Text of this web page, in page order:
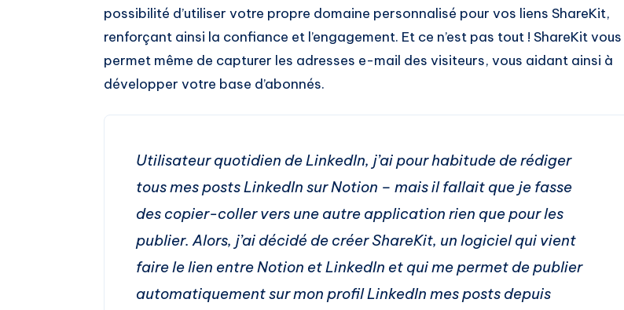
possibilité d’utiliser votre propre domaine personnalisé pour vos liens ShareKit,
renforçant ainsi la confiance et l’engagement. Et ce n’est pas tout ! ShareKit vous
permet même de capturer les adresses e-mail des visiteurs, vous aidant ainsi à
développer votre base d’abonnés.
Utilisateur quotidien de LinkedIn, j’ai pour habitude de rédiger
tous mes posts LinkedIn sur Notion – mais il fallait que je fasse
des copier-coller vers une autre application rien que pour les
publier. Alors, j’ai décidé de créer ShareKit, un logiciel qui vient
faire le lien entre Notion et LinkedIn et qui me permet de publier
automatiquement sur mon profil LinkedIn mes posts depuis